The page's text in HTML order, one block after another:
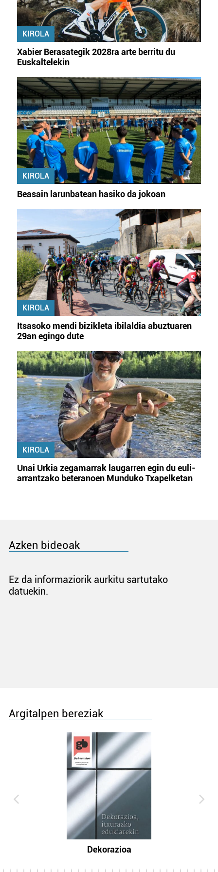
KIROLA
Xabier Berasategik 2028ra arte berritu du
Euskaltelekin
KIROLA
Beasain larunbatean hasiko da jokoan
KIROLA
Itsasoko mendi bizikleta ibilaldia abuztuaren
29an egingo dute
KIROLA
Unai Urkia zegamarrak laugarren egin du euli-
arrantzako beteranoen Munduko Txapelketan
Azken bideoak
Ez da informaziorik aurkitu sartutako
datuekin.
Argitalpen bereziak
Dekorazioa